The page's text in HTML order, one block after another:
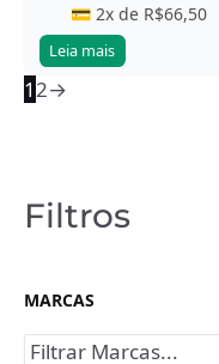
Filtros
MARCAS
💳 2x de R$66,50
Leia mais
12→